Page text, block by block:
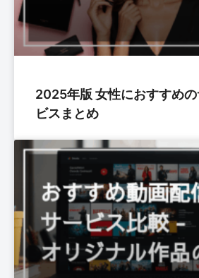
2025年版 女性におすすめ
ビスまとめ